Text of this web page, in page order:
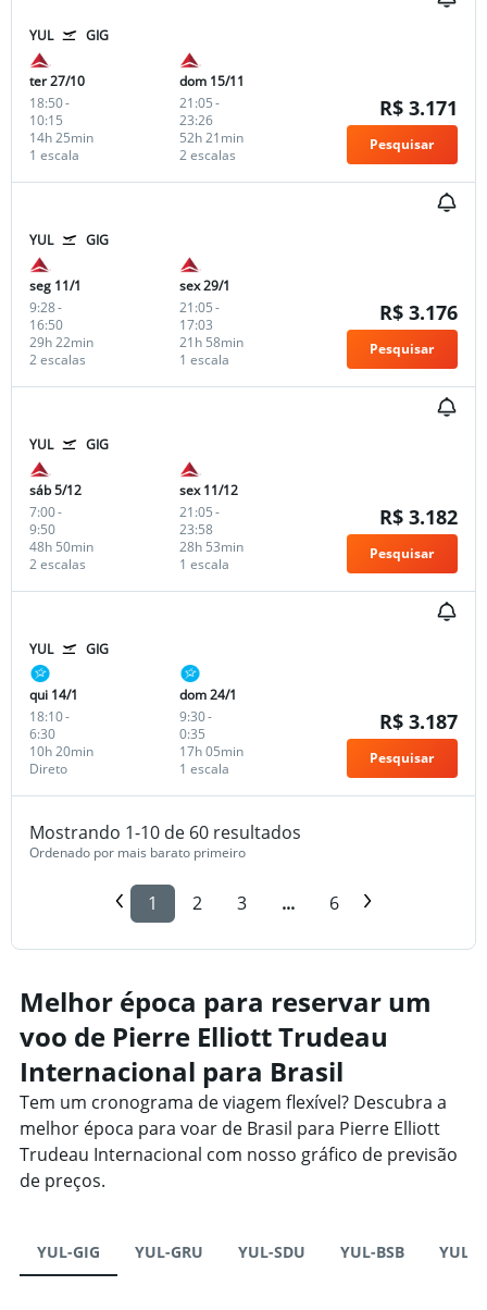
YUL GIG
ter 27/10
18:50-
10:15
1 escala
14h 25min
dom 15/11
21:05-
23:26
2 escalas
52h 21min
R$ 3.171
Pesquisar
YUL GIG
seg 11/1
9:28-
16:50
2 escalas
29h 22min
sex 29/1
21:05-
17:03
1 escala
21h 58min
R$ 3.176
Pesquisar
YUL GIG
sáb 5/12
7:00-
9:50
2 escalas
48h 50min
sex 11/12
21:05-
23:58
1 escala
28h 53min
R$ 3.182
Pesquisar
YUL GIG
qui 14/1
18:10-
6:30
Direto
10h 20min
dom 24/1
9:30-
0:35
1 escala
17h 05min
R$ 3.187
Pesquisar
Mostrando 1-10 de 60 resultados
Ordenado por mais barato primeiro
1 2 3 ... 6
Melhor época para reservar um
voo de Pierre Elliott Trudeau
Internacional para Brasil
Tem um cronograma de viagem flexível? Descubra a
melhor época para voar de Brasil para Pierre Elliott
Trudeau Internacional com nosso gráfico de previsão
de preços.
YUL-GIG YUL-GRU YUL-SDU YUL-BSB YUL-